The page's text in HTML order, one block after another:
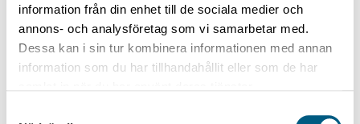
information från din enhet till de sociala medier och
annons- och analysföretag som vi samarbetar med.
Dessa kan i sin tur kombinera informationen med annan
information som du har tillhandahållit eller som de har
Electric Drive Sticker
Frame